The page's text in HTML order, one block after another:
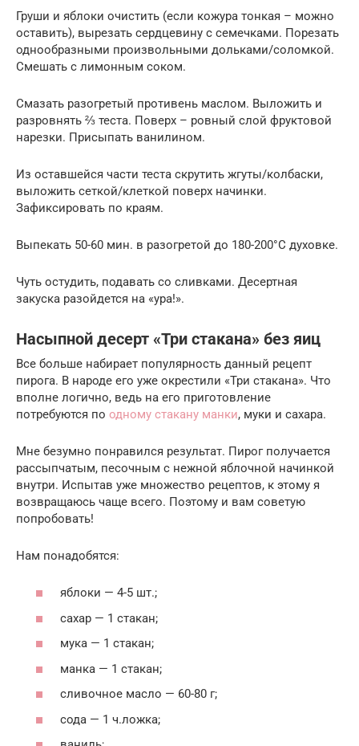
Груши и яблоки очистить (если кожура тонкая – можно
оставить), вырезать сердцевину с семечками. Порезать
однообразными произвольными дольками/соломкой.
Смешать с лимонным соком.
Смазать разогретый противень маслом. Выложить и
разровнять ⅔ теста. Поверх – ровный слой фруктовой
нарезки. Присыпать ванилином.
Из оставшейся части теста скрутить жгуты/колбаски,
выложить сеткой/клеткой поверх начинки.
Зафиксировать по краям.
Выпекать 50-60 мин. в разогретой до 180-200°C духовке.
Чуть остудить, подавать со сливками. Десертная
закуска разойдется на «ура!».
Насыпной десерт «Три стакана» без яиц
Все больше набирает популярность данный рецепт
пирога. В народе его уже окрестили «Три стакана». Что
вполне логично, ведь на его приготовление
потребуются по одному стакану манки, муки и сахара.
Мне безумно понравился результат. Пирог получается
рассыпчатым, песочным с нежной яблочной начинкой
внутри. Испытав уже множество рецептов, к этому я
возвращаюсь чаще всего. Поэтому и вам советую
попробовать!
Нам понадобятся:
яблоки — 4-5 шт.;
сахар — 1 стакан;
мука — 1 стакан;
манка — 1 стакан;
сливочное масло — 60-80 г;
сода — 1 ч.ложка;